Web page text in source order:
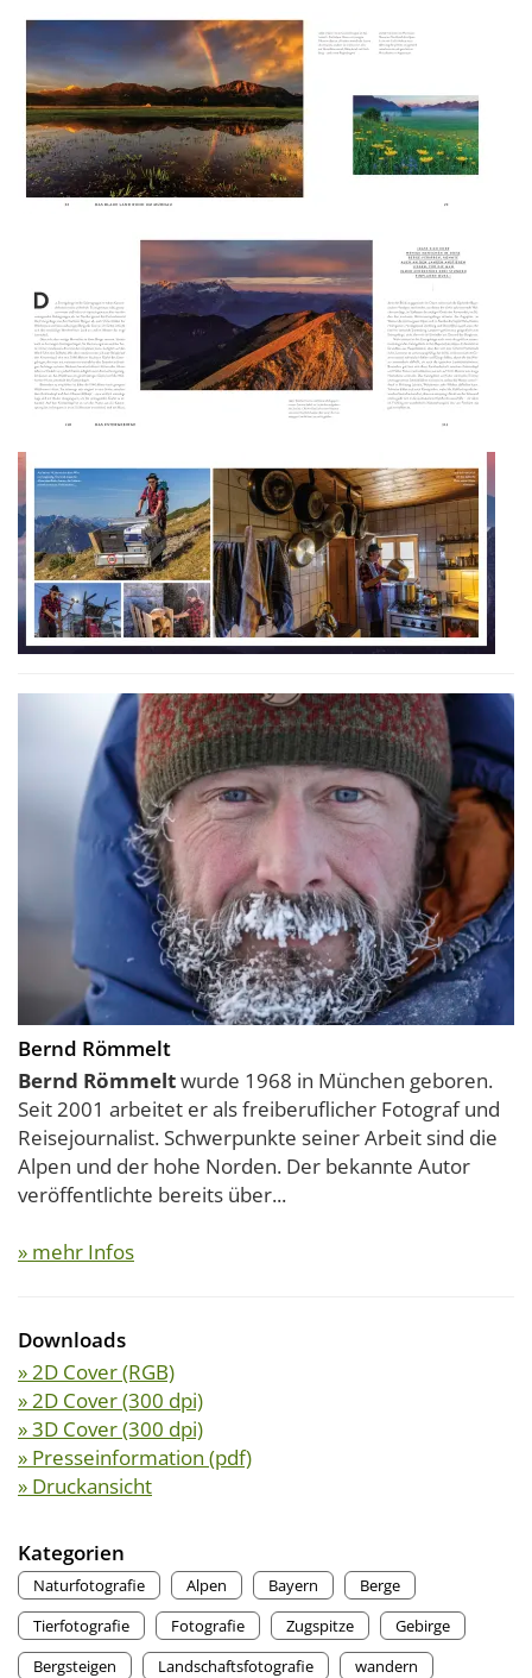
Bernd Römmelt
Bernd Römmeltwurde 1968 in München geboren.
Seit 2001 arbeitet er als freiberuflicher Fotograf und
Reisejournalist. Schwerpunkte seiner Arbeit sind die
Alpen und der hohe Norden. Der bekannte Autor
veröffentlichte bereits über...
» mehr Infos
Downloads
» 2D Cover (RGB)
» 2D Cover (300 dpi)
» 3D Cover (300 dpi)
» Presseinformation (pdf)
» Druckansicht
Kategorien
Naturfotografie Alpen Bayern
Berge
Tierfotografie
Fotografie Zugspitze
Gebirge
Bergsteigen
Landschaftsfotografie
wandern